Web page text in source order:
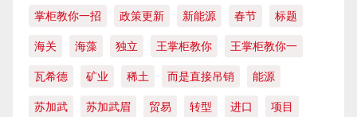
掌柜教你一招 政策更新 新能源 春节 标题
海关 海藻 独立 王掌柜教你 王掌柜教你一
瓦希德 矿业 稀土 而是直接吊销 能源
苏加武 苏加武眉 贸易 转型 进口 项目